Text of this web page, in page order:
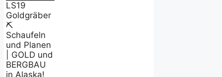
LS19
Goldgräber
⛏️
Schaufeln
und Planen
| GOLD und
BERGBAU
in Alaska!